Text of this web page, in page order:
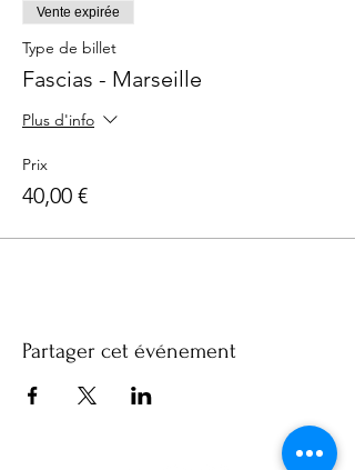
Vente expirée
Type de billet
Fascias - Marseille
Plus d'info
Prix
40,00 €
Partager cet événement